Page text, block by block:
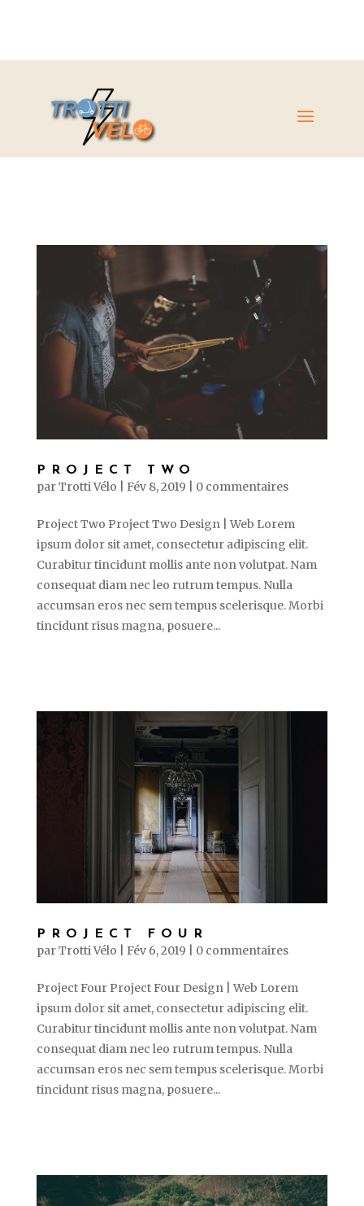
PROJECT TWO
parTrotti Vélo Fév 8, 2019 0 commentaires
Project Two Project Two Design | Web Lorem
ipsum dolor sit amet, consectetur adipiscing elit.
Curabitur tincidunt mollis ante non volutpat. Nam
consequat diam nec leo rutrum tempus. Nulla
accumsan eros nec sem tempus scelerisque. Morbi
tincidunt risus magna, posuere...
PROJECT FOUR
parTrotti Vélo Fév 6, 2019 0 commentaires
Project Four Project Four Design | Web Lorem
ipsum dolor sit amet, consectetur adipiscing elit.
Curabitur tincidunt mollis ante non volutpat. Nam
consequat diam nec leo rutrum tempus. Nulla
accumsan eros nec sem tempus scelerisque. Morbi
tincidunt risus magna, posuere...